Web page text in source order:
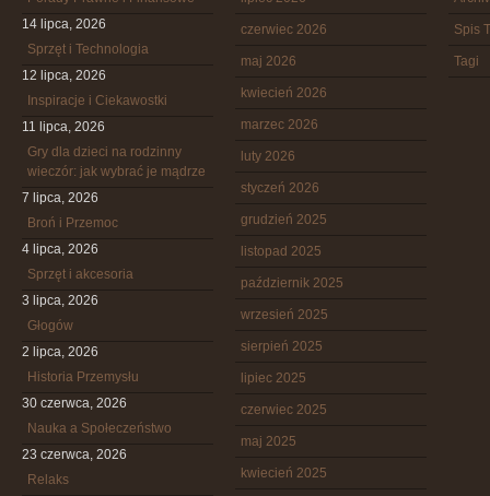
14 lipca, 2026
Sprzęt i Technologia
12 lipca, 2026
Inspiracje i Ciekawostki
11 lipca, 2026
Gry dla dzieci na rodzinny
wieczór: jak wybrać je mądrze
7 lipca, 2026
Broń i Przemoc
4 lipca, 2026
Sprzęt i akcesoria
3 lipca, 2026
Głogów
2 lipca, 2026
Historia Przemysłu
30 czerwca, 2026
Nauka a Społeczeństwo
23 czerwca, 2026
Relaks
czerwiec 2026
maj 2026
kwiecień 2026
marzec 2026
luty 2026
styczeń 2026
grudzień 2025
listopad 2025
październik 2025
wrzesień 2025
sierpień 2025
lipiec 2025
czerwiec 2025
maj 2025
kwiecień 2025
Spis
Tagi